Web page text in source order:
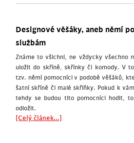
Designové věšáky, aneb němí
službám
Známe to všichni, ne vždycky všechno
uložit do skříně, skřínky či komody. V
tzv. němí pomocníci v podobě věšáků,
šatní skříně či malé skříňky. Pokud k
tehdy se budou tito pomocníci hodit,
odložit.
[Celý článek...]